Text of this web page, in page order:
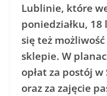
Lublinie, które
poniedziałku,
się też
sklepie. W
opłat za postój
oraz za zajęcie